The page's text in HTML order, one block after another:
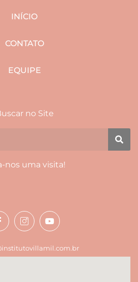
INÍCIO
CONTATO
EQUIPE
no Site
nos uma visita!